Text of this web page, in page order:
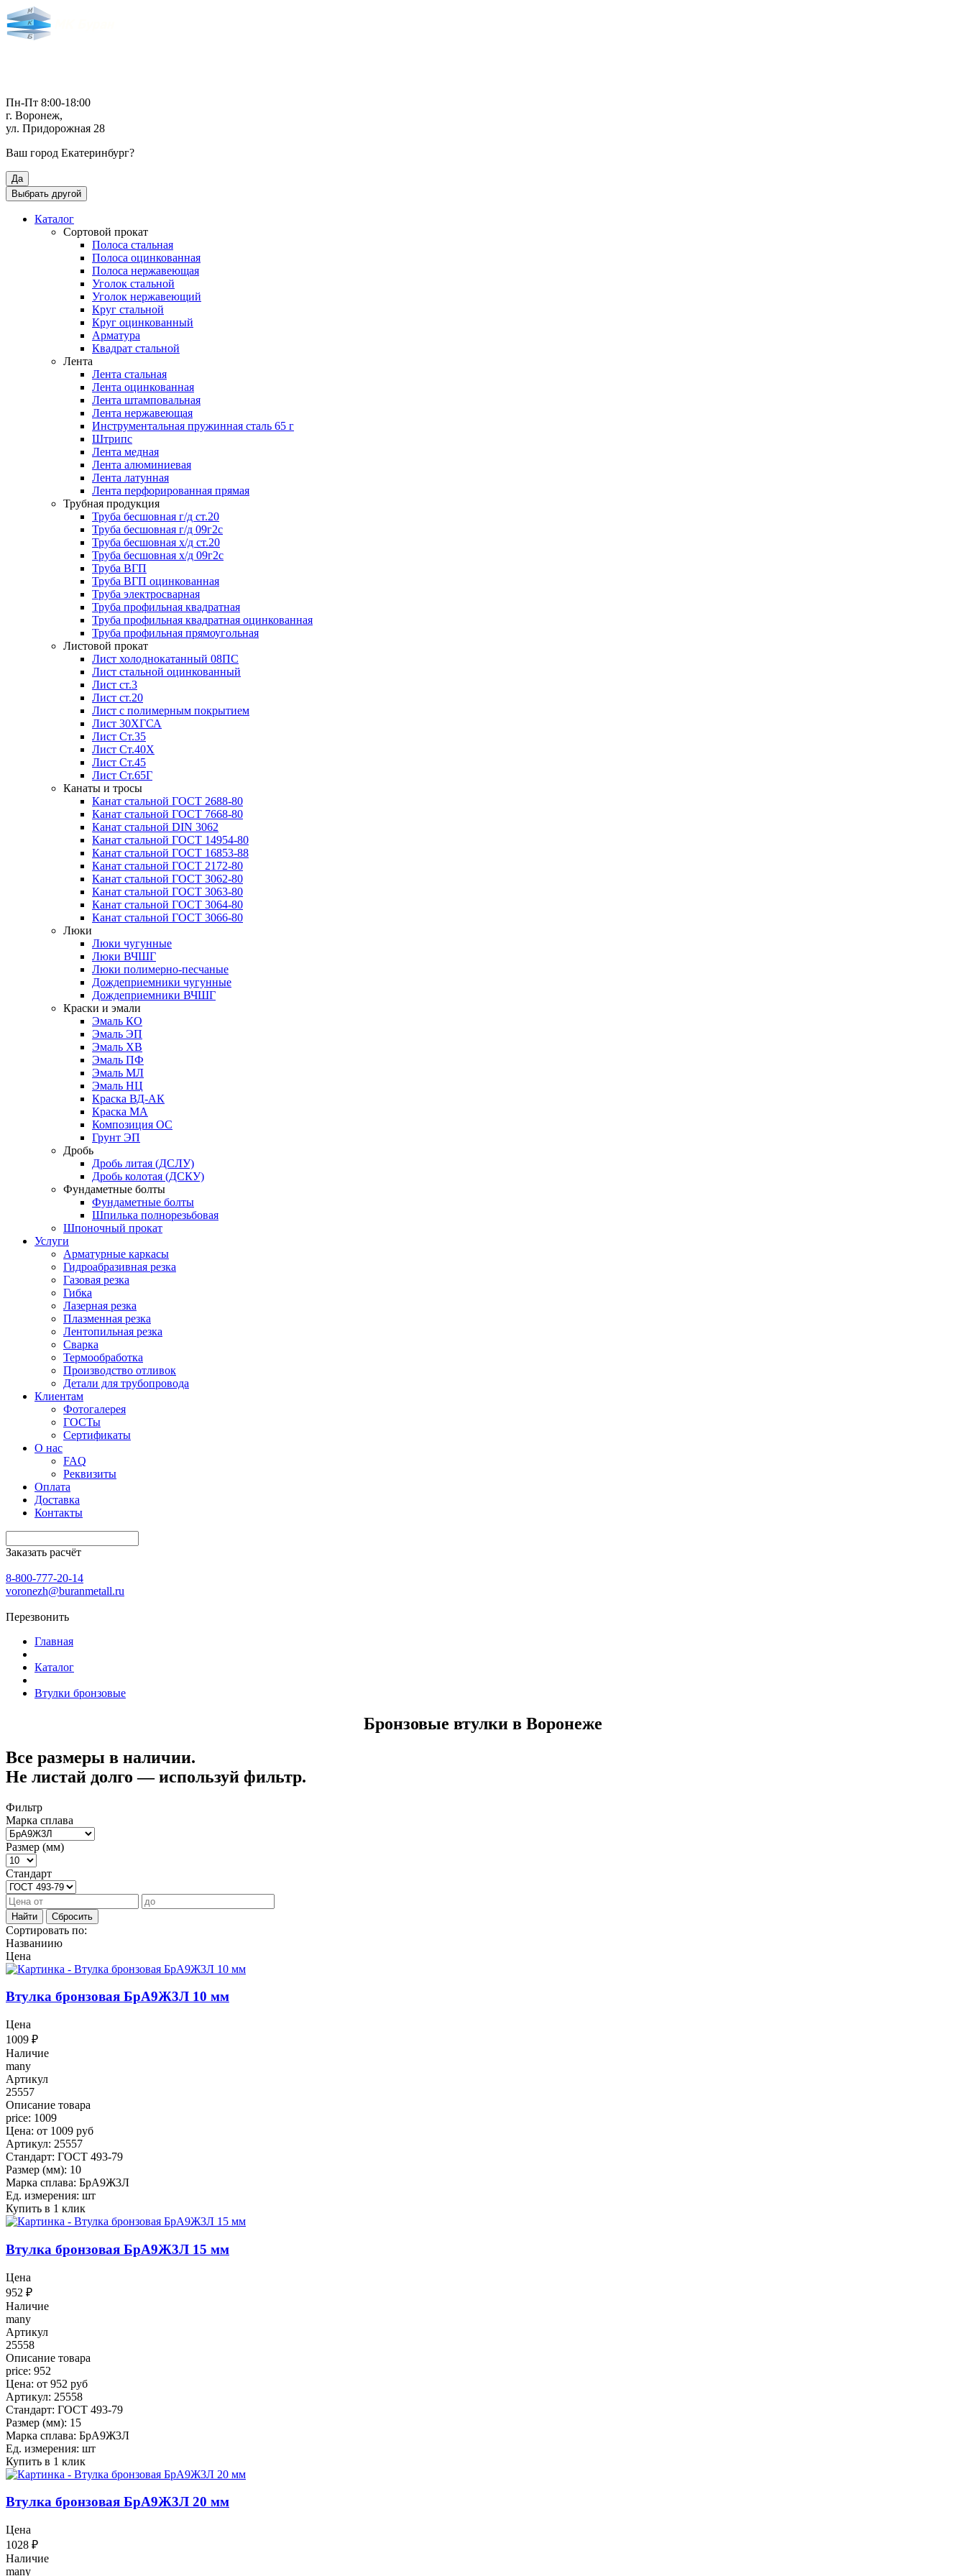
Пн-Пт 8:00-18:00
г. Воронеж,
ул. Придорожная 28
Ваш город Екатеринбург?
Да
Выбрать другой
Каталог
Сортовой прокат
Полоса стальная
Полоса оцинкованная
Полоса нержавеющая
Уголок стальной
Уголок нержавеющий
Круг стальной
Круг оцинкованный
Арматура
Квадрат стальной
Лента
Лента стальная
Лента оцинкованная
Лента штамповальная
Лента нержавеющая
Инструментальная пружинная сталь 65 г
Штрипс
Лента медная
Лента алюминиевая
Лента латунная
Лента перфорированная прямая
Трубная продукция
Труба бесшовная г/д ст.20
Труба бесшовная г/д 09г2с
Труба бесшовная х/д ст.20
Труба бесшовная х/д 09г2с
Труба ВГП
Труба ВГП оцинкованная
Труба электросварная
Труба профильная квадратная
Труба профильная квадратная оцинкованная
Труба профильная прямоугольная
Листовой прокат
Лист холоднокатанный 08ПС
Лист стальной оцинкованный
Лист ст.3
Лист ст.20
Лист с полимерным покрытием
Лист 30ХГСА
Лист Ст.35
Лист Ст.40Х
Лист Ст.45
Лист Ст.65Г
Канаты и тросы
Канат стальной ГОСТ 2688-80
Канат стальной ГОСТ 7668-80
Канат стальной DIN 3062
Канат стальной ГОСТ 14954-80
Канат стальной ГОСТ 16853-88
Канат стальной ГОСТ 2172-80
Канат стальной ГОСТ 3062-80
Канат стальной ГОСТ 3063-80
Канат стальной ГОСТ 3064-80
Канат стальной ГОСТ 3066-80
Люки
Люки чугунные
Люки ВЧШГ
Люки полимерно-песчаные
Дождеприемники чугунные
Дождеприемники ВЧШГ
Краски и эмали
Эмаль КО
Эмаль ЭП
Эмаль ХВ
Эмаль ПФ
Эмаль МЛ
Эмаль НЦ
Краска ВД-АК
Краска МА
Композиция ОС
Грунт ЭП
Дробь
Дробь литая (ДСЛУ)
Дробь колотая (ДСКУ)
Фундаметные болты
Фундаметные болты
Шпилька полнорезьбовая
Шпоночный прокат
Услуги
Арматурные каркасы
Гидроабразивная резка
Газовая резка
Гибка
Лазерная резка
Плазменная резка
Лентопильная резка
Сварка
Термообработка
Производство отливок
Детали для трубопровода
Клиентам
Фотогалерея
ГОСТы
Сертификаты
О нас
FAQ
Реквизиты
Оплата
Доставка
Контакты
Заказать расчёт
8-800-777-20-14
voronezh@buranmetall.ru
Перезвонить
Главная
Каталог
Втулки бронзовые
Бронзовые втулки в Воронеже
Все размеры в наличии.
Не листай долго — используй фильтр.
Фильтр
Марка сплава
Размер (мм)
Стандарт
Найти Сбросить
Сортировать по:
Названиию
Цена
Втулка бронзовая БрА9Ж3Л 10 мм
Цена
1009 ₽
Наличие
many
Артикул
25557
Описание товара
price: 1009
Цена: от 1009 руб
Артикул: 25557
Стандарт: ГОСТ 493-79
Размер (мм): 10
Марка сплава: БрА9Ж3Л
Ед. измерения: шт
Купить в 1 клик
Втулка бронзовая БрА9Ж3Л 15 мм
Цена
952 ₽
Наличие
many
Артикул
25558
Описание товара
price: 952
Цена: от 952 руб
Артикул: 25558
Стандарт: ГОСТ 493-79
Размер (мм): 15
Марка сплава: БрА9Ж3Л
Ед. измерения: шт
Купить в 1 клик
Втулка бронзовая БрА9Ж3Л 20 мм
Цена
1028 ₽
Наличие
many